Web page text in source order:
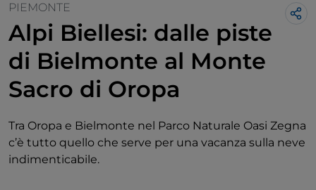
PIEMONTE
Alpi Biellesi: dalle piste
di Bielmonte al Monte
Sacro di Oropa
Tra Oropa e Bielmonte nel Parco Naturale Oasi Zegna
c’è tutto quello che serve per una vacanza sulla neve
indimenticabile.